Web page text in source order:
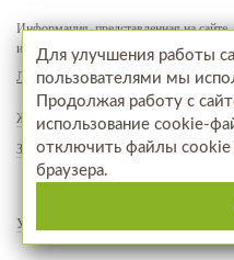
Информация, представленная на
используется в качестве рекламно-
Лицензия № ЛО-77-01-018071
Жалобы и предложения
Запись на прием
Услуги
Для улучшения работы
пользователями мы
Продолжая работу с
использование cookie-
отключить файлы cookie
браузера.